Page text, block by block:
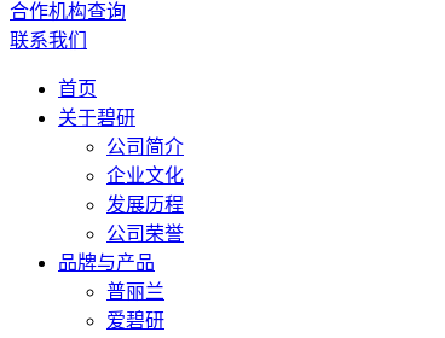
合作机构查询
联系我们
首页
关于碧研
公司简介
企业文化
发展历程
公司荣誉
品牌与产品
普丽兰
爱碧研